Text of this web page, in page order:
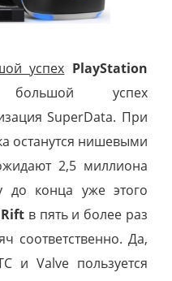
успех PlayStation
успех
SuperData. При
останутся нишевыми
2,5 миллиона
до конца уже этого
в пять и более раз
соответственно. Да,
и Valve пользуется